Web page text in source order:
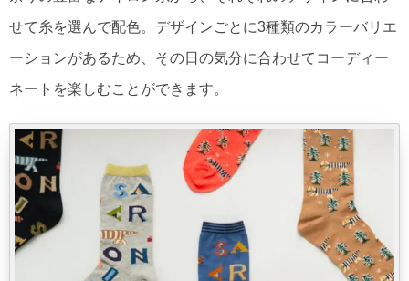
せて糸を選んで配色。デザインごとに3種類のカラーバリエ
ーションがあるため、その日の気分に合わせてコーディー
ネートを楽しむことができます。